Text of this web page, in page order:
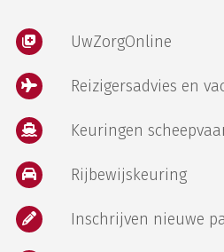
UwZorgOnline
Reizigersadvies en
Keuringen
Rijbewijskeuring
Inschrijven nieuwe